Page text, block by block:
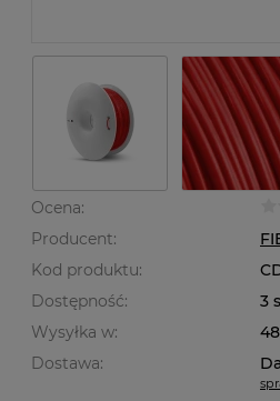
Ocena:
Producent:
Kod produktu:
Dostępność:
3
Wysyłka w:
Dostawa:
Cena nie zawiera